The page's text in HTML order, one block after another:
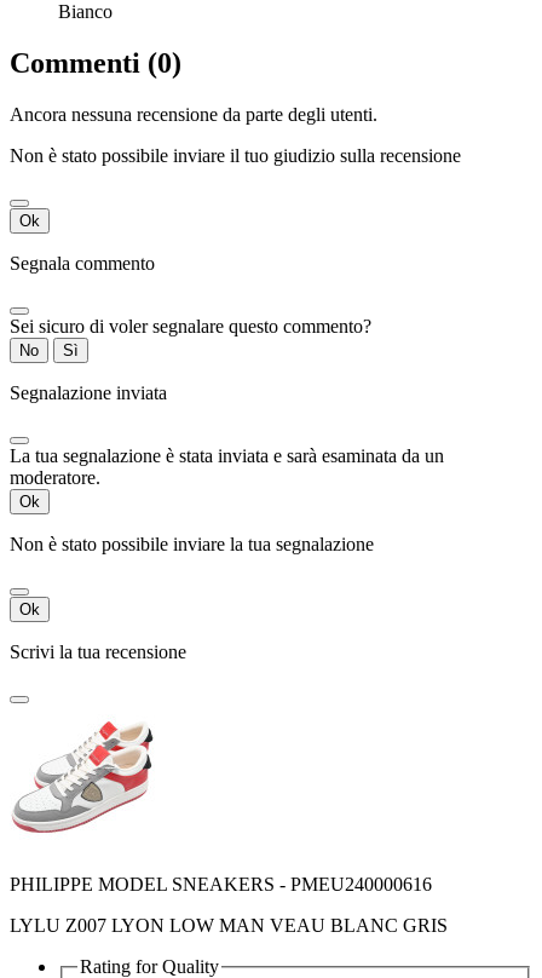
Bianco
Commenti (0)
Ancora nessuna recensione da parte degli utenti.
Non è stato possibile inviare il tuo giudizio sulla recensione
Ok
Segnala commento
Sei sicuro di voler segnalare questo commento?
No Sì
Segnalazione inviata
La tua segnalazione è stata inviata e sarà esaminata da un
moderatore.
Ok
Non è stato possibile inviare la tua segnalazione
Ok
Scrivi la tua recensione
PHILIPPE MODEL SNEAKERS - PMEU240000616
LYLU Z007 LYON LOW MAN VEAU BLANC GRIS
Rating forQuality